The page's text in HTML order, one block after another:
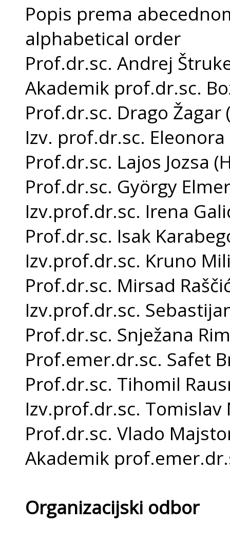
Popis prema
alphabetical order
Prof.dr.sc. Andrej
Akademik prof.dr.sc.
Prof.dr.sc. Drago Žagar
Izv. prof.dr.sc.
Prof.dr.sc. Lajos Jozsa
Prof.dr.sc. György
Izv.prof.dr.sc. Irena
Prof.dr.sc. Isak
Izv.prof.dr.sc. Kruno
Prof.dr.sc. Mirsad
Izv.prof.dr.sc.
Prof.dr.sc. Snježana
Prof.emer.dr.sc. Safet
Prof.dr.sc. Tihomil
Izv.prof.dr.sc. Tomislav
Prof.dr.sc. Vlado
Akademik
Organizacijski odbor